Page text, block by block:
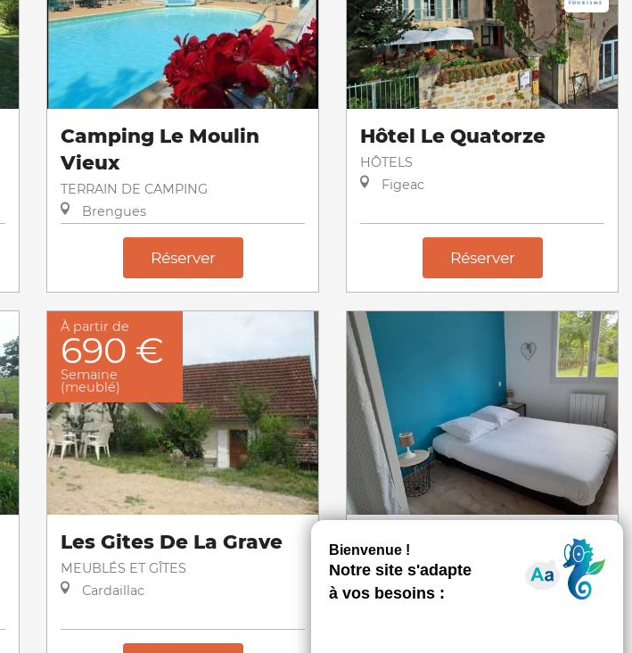
Camping Le Moulin
Vieux
TERRAIN DE CAMPING
Brengues
Réserver
Hôtel Le Quatorze
HÔTELS
Figeac
Réserver
À partir de
690 €
Semaine
(meublé)
Les Gites De La Grave
MEUBLÉS ET GÎTES
Cardaillac
Les Gîtes Cambois -
Augusta
MEUBLÉS ET GÎTES